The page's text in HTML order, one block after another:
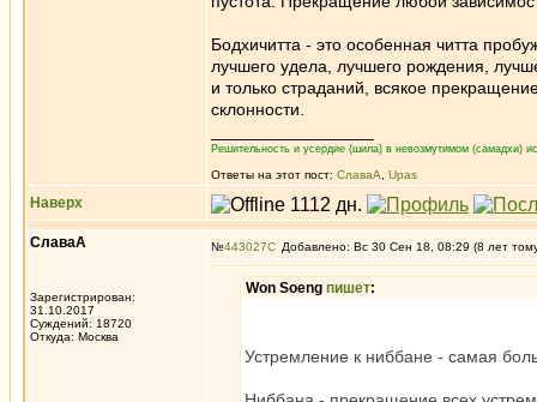
Бодхичитта - это особенная читта
лучшего удела, лучшего рождения,
и только страданий, всякое
склонности.
Решительность и усердие (шила) в невозмутимом (самадхи)
Ответы на этот пост: СлаваА Upas
Наверх
СлаваА
Зарегистрирован:
31.10.2017
Суждений: 18720
Откуда: Москва
№443027 Добавлено: Вс 30 Сен 18, 08:29 (8 лет
Won Soeng пишет:
Устремление к ниббане - самая